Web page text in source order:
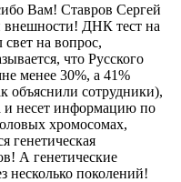
Вам! Ставров Сергей
внешности! ДНК тест на
на вопрос,
что Русского
менее 30%, а 41%
объяснили сотрудники),
и несет информацию по
хромосомах,
генетическая
А генетические
несколько поколений!